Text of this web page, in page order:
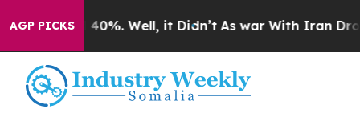
AGP PICKS
Around 40%. Well, it Didn’t As war With Iran Drove